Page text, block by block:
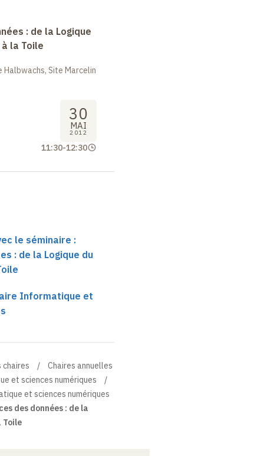
: de la Logique
la Toile
Site Marcelin
30
MAI
2012
11:30-12:30
le séminaire :
: de la Logique du
Informatique et
chaires
Chaires annuelles
et sciences numériques
et sciences numériques
des données : de la
Toile